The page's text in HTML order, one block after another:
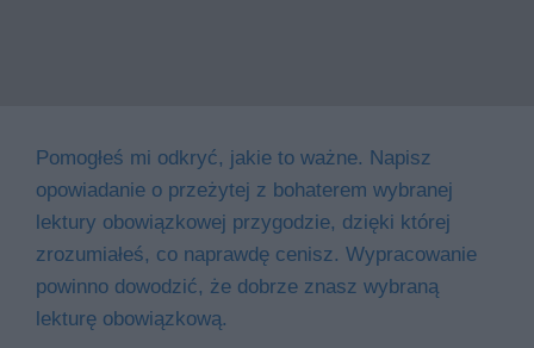
Pomogłeś mi odkryć, jakie to ważne. Napisz
opowiadanie o przeżytej z bohaterem wybranej
lektury obowiązkowej przygodzie, dzięki której
zrozumiałeś, co naprawdę cenisz. Wypracowanie
powinno dowodzić, że dobrze znasz wybraną
lekturę obowiązkową.